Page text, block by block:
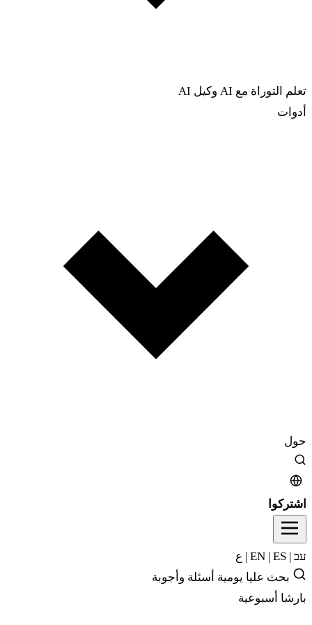
تعلم التوراة مع AI
وكيل AI
أدوات
حول
اشتركوا
עב |
| ES
| ع
بحث عليا يومية أسئلة وأجوبة
بارشا أسبوعية